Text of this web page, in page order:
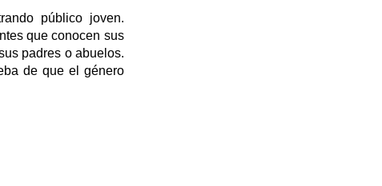
público joven.
que conocen sus
padres o abuelos.
de que el género